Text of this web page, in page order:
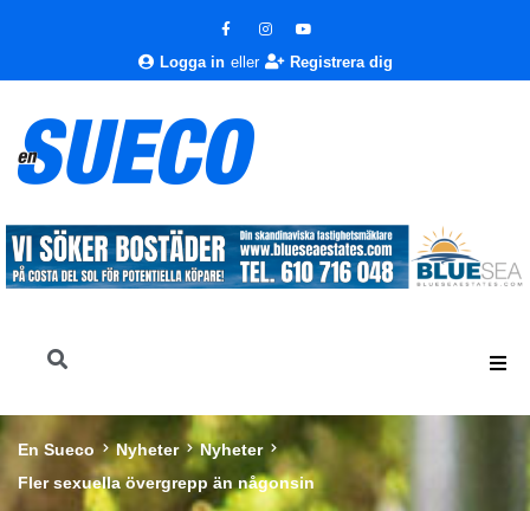
Logga in eller Registrera dig
En Sueco Nyheter
Nyheter
Fler sexuella övergrepp än någonsin